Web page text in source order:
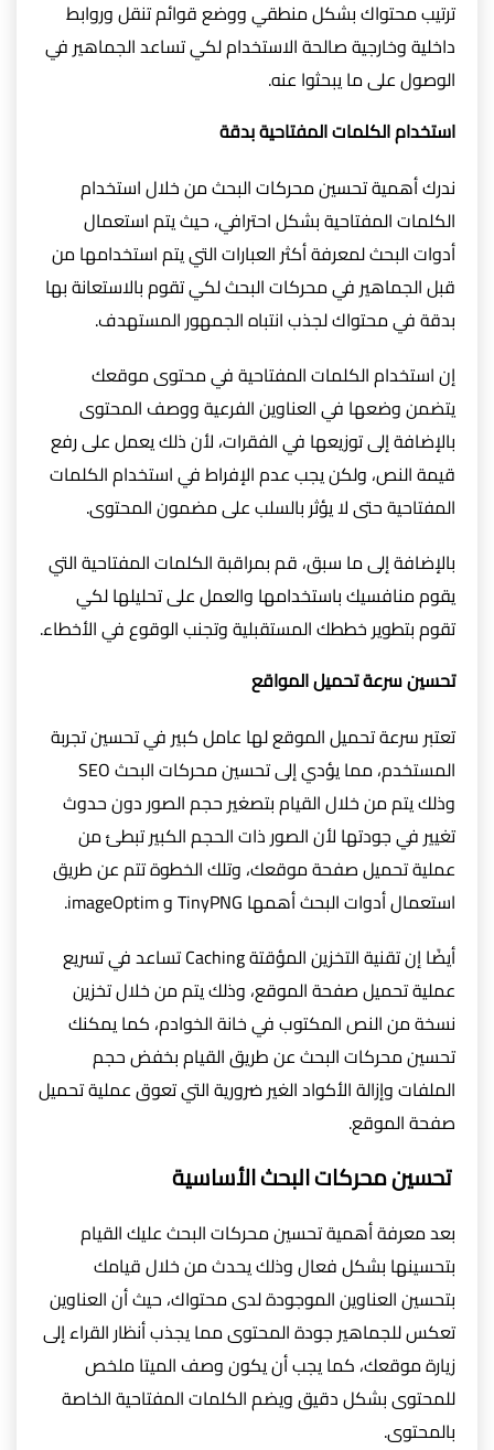
ترتيب محتواك بشكل منطقي ووضع قوائم تنقل وروابط
داخلية وخارجية صالحة الاستخدام لكي تساعد الجماهير في
الوصول على ما يبحثوا عنه.
استخدام الكلمات المفتاحية بدقة
ندرك أهمية تحسين محركات البحث من خلال استخدام
الكلمات المفتاحية بشكل احترافي، حيث يتم استعمال
أدوات البحث لمعرفة أكثر العبارات التي يتم استخدامها من
قبل الجماهير في محركات البحث لكي تقوم بالاستعانة بها
بدقة في محتواك لجذب انتباه الجمهور المستهدف.
إن استخدام الكلمات المفتاحية في محتوى موقعك
يتضمن وضعها في العناوين الفرعية ووصف المحتوى
بالإضافة إلى توزيعها في الفقرات، لأن ذلك يعمل على رفع
قيمة النص، ولكن يجب عدم الإفراط في استخدام الكلمات
المفتاحية حتى لا يؤثر بالسلب على مضمون المحتوى.
بالإضافة إلى ما سبق، قم بمراقبة الكلمات المفتاحية التي
يقوم منافسيك باستخدامها والعمل على تحليلها لكي
تقوم بتطوير خططك المستقبلية وتجنب الوقوع في الأخطاء.
تحسين سرعة تحميل المواقع
تعتبر سرعة تحميل الموقع لها عامل كبير في تحسين تجربة
المستخدم، مما يؤدي إلى تحسين محركات البحث SEO
وذلك يتم من خلال القيام بتصغير حجم الصور دون حدوث
تغيير في جودتها لأن الصور ذات الحجم الكبير تبطئ من
عملية تحميل صفحة موقعك، وتلك الخطوة تتم عن طريق
استعمال أدوات البحث أهمها TinyPNG و imageOptim.
أيضًا إن تقنية التخزين المؤقتة Caching تساعد في تسريع
عملية تحميل صفحة الموقع، وذلك يتم من خلال تخزين
نسخة من النص المكتوب في خانة الخوادم، كما يمكنك
تحسين محركات البحث عن طريق القيام بخفض حجم
الملفات وإزالة الأكواد الغير ضرورية التي تعوق عملية تحميل
صفحة الموقع.
تحسين محركات البحث الأساسية
بعد معرفة أهمية تحسين محركات البحث عليك القيام
بتحسينها بشكل فعال وذلك يحدث من خلال قيامك
بتحسين العناوين الموجودة لدى محتواك، حيث أن العناوين
تعكس للجماهير جودة المحتوى مما يجذب أنظار القراء إلى
زيارة موقعك، كما يجب أن يكون وصف الميتا ملخص
للمحتوى بشكل دقيق ويضم الكلمات المفتاحية الخاصة
بالمحتوى.